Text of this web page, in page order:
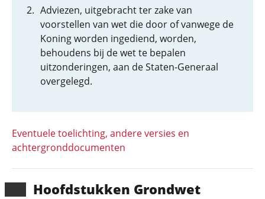
Hoofd­stukken Grondwet
Adviezen, uitgebracht ter zake van
voorstellen van wet die door of vanwege de
Koning worden ingediend, worden,
behoudens bij de wet te bepalen
uitzonderingen, aan de Staten-Generaal
overgelegd.
Eventuele toelichting, andere versies en
achtergronddocumenten